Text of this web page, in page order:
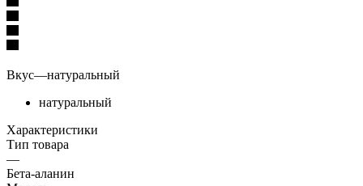
Вкус—натуральный
натуральный
Характеристики
Тип товара
—
Бета-аланин